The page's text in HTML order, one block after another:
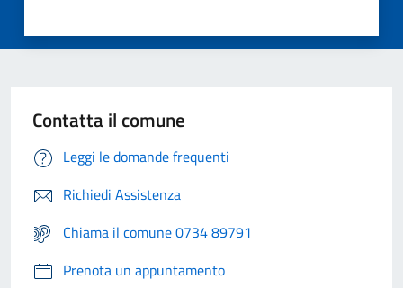
Contatta il comune
Leggi le domande frequenti
Richiedi Assistenza
Chiama il comune 0734 89791
Prenota un appuntamento